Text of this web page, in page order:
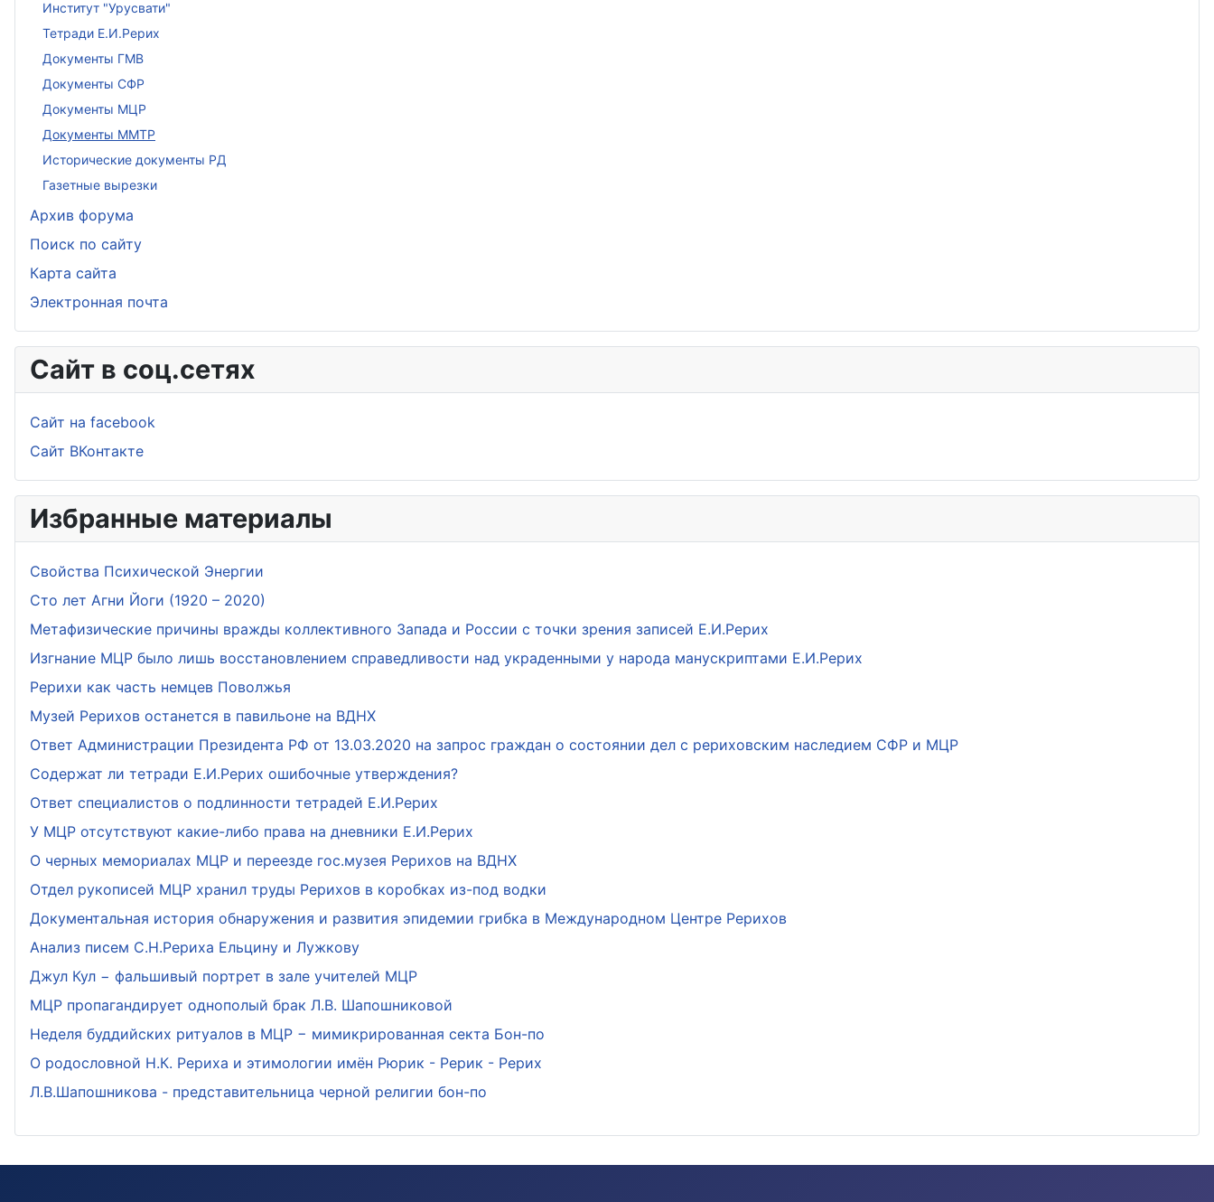
Институт "Урусвати"
Тетради Е.И.Рерих
Документы ГМВ
Документы СФР
Документы МЦР
Документы ММТР
Исторические документы РД
Газетные вырезки
Архив форума
Поиск по сайту
Карта сайта
Электронная почта
Сайт в соц.сетях
Сайт на facebook
Сайт ВКонтакте
Избранные материалы
Свойства Психической Энергии
Сто лет Агни Йоги (1920 – 2020)
Метафизические причины вражды коллективного Запада и России с точки зрения записей Е.И.Рерих
Изгнание МЦР было лишь восстановлением справедливости над украденными у народа манускриптами Е.И.Рерих
Рерихи как часть немцев Поволжья
Музей Рерихов останется в павильоне на ВДНХ
Ответ Администрации Президента РФ от 13.03.2020 на запрос граждан о состоянии дел с рериховским наследием СФР и МЦР
Содержат ли тетради Е.И.Рерих ошибочные утверждения?
Ответ специалистов о подлинности тетрадей Е.И.Рерих
У МЦР отсутствуют какие-либо права на дневники Е.И.Рерих
О черных мемориалах МЦР и переезде гос.музея Рерихов на ВДНХ
Отдел рукописей МЦР хранил труды Рерихов в коробках из-под водки
Документальная история обнаружения и развития эпидемии грибка в Международном Центре Рерихов
Анализ писем С.Н.Рериха Ельцину и Лужкову
Джул Кул − фальшивый портрет в зале учителей МЦР
МЦР пропагандирует однополый брак Л.В. Шапошниковой
Неделя буддийских ритуалов в МЦР − мимикрированная секта Бон-по
О родословной Н.К. Рериха и этимологии имён Рюрик - Рерик - Рерих
Л.В.Шапошникова - представительница черной религии бон-по